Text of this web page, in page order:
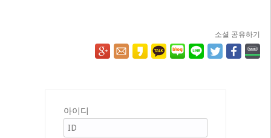
소셜 공유하기
아이디